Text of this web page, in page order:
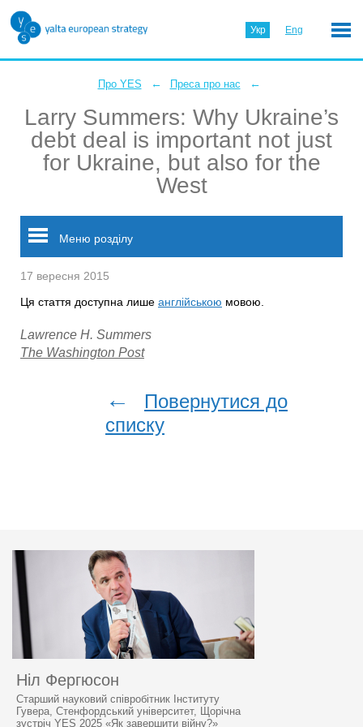
Укр Eng
Про YES ← Преса про нас ←
Larry Summers: Why Ukraine’s
debt deal is important not just
for Ukraine, but also for the
West
Меню розділу
17 вересня 2015
Ця стаття доступна лише англійською мовою.
Lawrence H. Summers
The Washington Post
←
Повернутися до
списку
Ніл Фергюсон
Старший науковий співробітник Інституту
Гувера, Стенфордський університет, Щорічна
зустріч YES 2025 «Як завершити війну?»